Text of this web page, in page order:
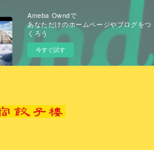
Ameba Owndで
あなただけのホームページやブログをつ
くろう
今すぐ試す